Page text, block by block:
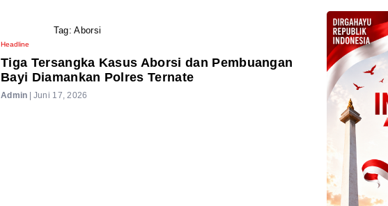
Tag:Aborsi
Headline
Tiga Tersangka Kasus Aborsi dan Pembuangan
Bayi Diamankan Polres Ternate
Admin | Juni 17, 2026